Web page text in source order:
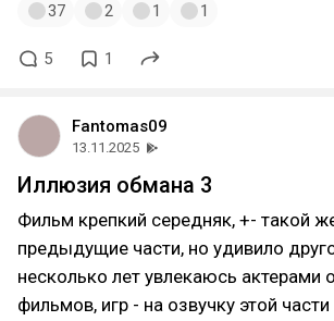
37 2 1 1
5 1
Fantomas09
13.11.2025
Иллюзия обмана 3
Фильм крепкий середняк, +- такой
предыдущие части, но удивило
несколько лет увлекаюсь актерами
фильмов, игр - на озвучку этой